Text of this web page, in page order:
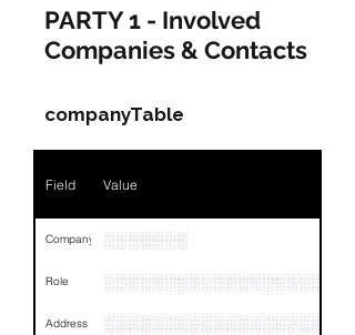
PARTY 1 - Involved
Companies & Contacts
companyTable
Field Value
Company ░░░░░░░
Role
Address